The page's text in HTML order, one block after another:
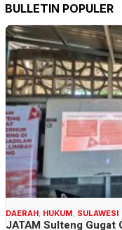
BULLETIN POPULER
DAERAH, HUKUM, SULAWESI
JATAM Sulteng Gugat